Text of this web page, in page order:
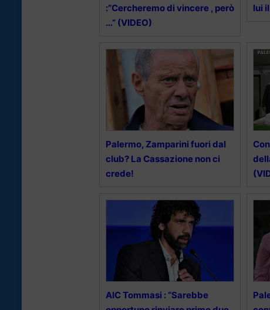
:”Cercheremo di vincere , però
…” (VIDEO)
lui
Palermo, Zamparini fuori dal
club? La Cassazione non ci
crede!
AIC Tommasi : “Sarebbe